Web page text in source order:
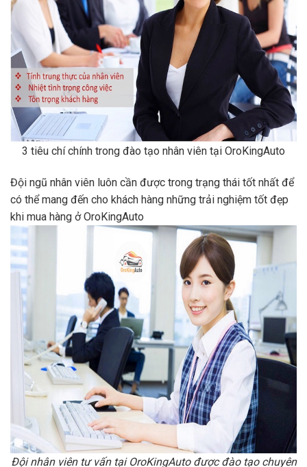
3 tiêu chí chính trong đào tạo nhân viên tại OroKingAuto
Đội ngũ nhân viên luôn cần được trong trạng thái tốt nhất để
có thể mang đến cho khách hàng những trải nghiệm tốt đẹp
khi mua hàng ở OroKingAuto
Đội nhân viên tư vấn tại OroKingAuto được đào tạo chuyên